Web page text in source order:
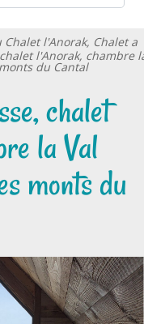
Chalet l'Anorak, Chalet a
l'Anorak, chambre
du Cantal
chalet
la Val
monts du